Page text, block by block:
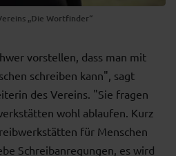
„Die Wortfinder“
vorstellen, dass man mit
schreiben kann", sagt
des Vereins. "Sie fragen
wohl ablaufen. Kurz
für Menschen
Schreibanregungen, es wird